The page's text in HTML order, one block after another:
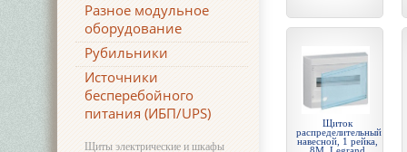
Разное модульное
оборудование
Рубильники
Источники
бесперебойного
питания (ИБП/UPS)
Щиты электрические и шкафы
Щиток
распределительный
навесной, 1 рейка,